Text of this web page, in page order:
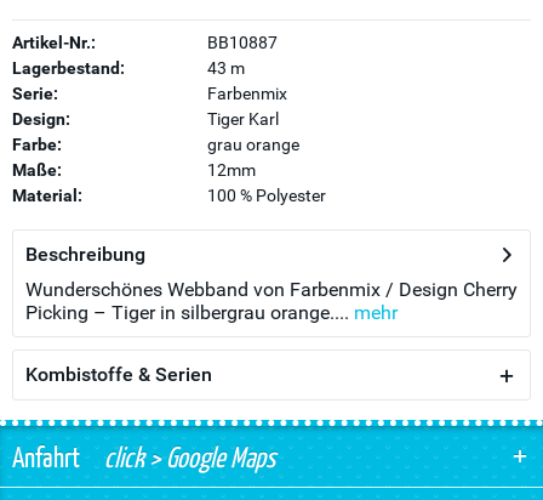
Artikel-Nr.:
BB10887
Lagerbestand:
43 m
Serie:
Farbenmix
Design:
Tiger Karl
Farbe:
grau orange
Maße:
12mm
Material:
100 % Polyester
Beschreibung
Wunderschönes Webband von Farbenmix / Design Cherry
Picking – Tiger in silbergrau orange.... mehr
Kombistoffe & Serien
Anfahrtclick > Google Maps